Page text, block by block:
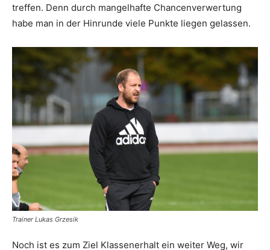
treffen. Denn durch mangelhafte Chancenverwertung
habe man in der Hinrunde viele Punkte liegen gelassen.
Trainer Lukas Grzesik
Noch ist es zum Ziel Klassenerhalt ein weiter Weg, wir